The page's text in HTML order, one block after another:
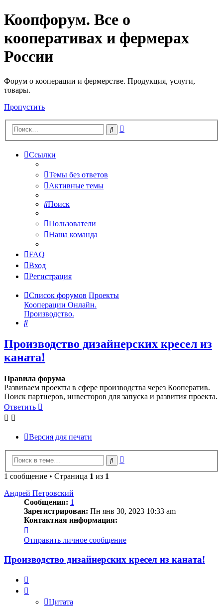
Коопфорум. Все о
кооперативах и фермерах
России
Форум о кооперации и фермерстве. Продукция, услуги,
товары.
Пропустить
Поиск
Ссылки
Темы без ответов
Активные темы
Поиск
Пользователи
Наша команда
FAQ
Вход
Регистрация
Список форумов Проекты
Кооперации Онлайн.
Производство.
Поиск
Производство дизайнерских кресел из
каната!
Правила форума
Развиваем проекты в сфере производства через Кооператив.
Поиск партнеров, инвесторов для запуска и развития проекта.
Ответить
Версия для печати
Поиск
1 сообщение • Страница 1 из 1
Андрей Петровский
Сообщения: 1
Зарегистрирован: Пн янв 30, 2023 10:33 am
Контактная информация:
информация
пользователя
Петровский
Отправить личное сообщение
Производство дизайнерских кресел из каната!
Цитата